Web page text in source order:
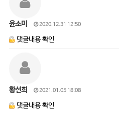
윤소미 2020.12.31 12:50
댓글내용 확인
황선희 2021.01.05 18:08
댓글내용 확인